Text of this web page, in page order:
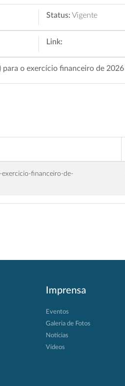
Status: Vigente
Link:
o exercício financeiro de
financeiro-de-
Imprensa
Eventos
Galeria de Fotos
Notícias
Vídeos